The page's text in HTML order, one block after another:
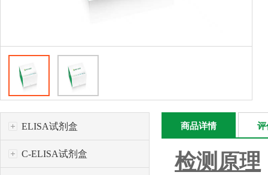
ELISA试剂盒
C-ELISA试剂盒
商品详情 评
检测原理